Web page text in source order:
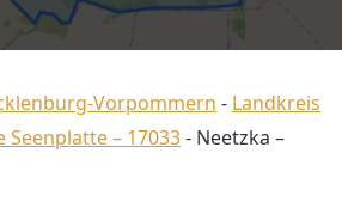
Vorpommern - Landkreis
– 17033- Neetzka –